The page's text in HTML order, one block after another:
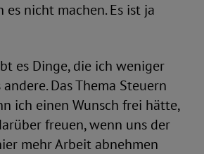
es nicht machen. Es ist ja
es Dinge, die ich weniger
Das Thema Steuern
ich einen Wunsch frei hätte,
freuen, wenn uns der
mehr Arbeit abnehmen